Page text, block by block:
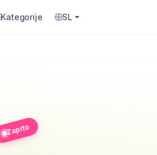
Kategorije SL
Zaprto